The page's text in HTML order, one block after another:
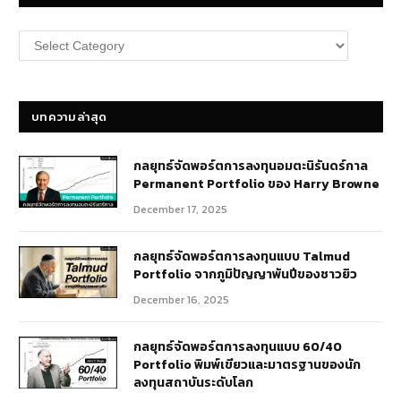
หมวด
หมู่
บทความล่าสุด
กลยุทธ์​จัดพอร์ตการลงทุนอมตะนิรันดร์กาล
Permanent Portfolio ของ Harry Browne
December 17, 2025
กลยุทธ์จัดพอร์ตการลงทุนแบบ Talmud
Portfolio จากภูมิปัญญาพันปีของชาวยิว
December 16, 2025
กลยุทธ์จัดพอร์ตการลงทุนแบบ 60/40
Portfolio พิมพ์เขียวและมาตรฐานของนัก
ลงทุนสถาบันระดับโลก